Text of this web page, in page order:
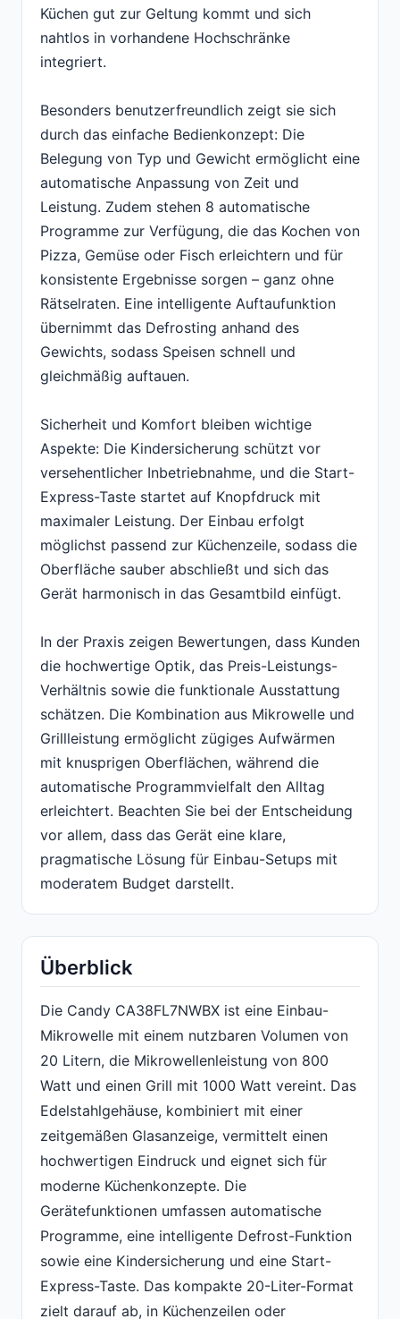
Küchen gut zur Geltung kommt und sich
nahtlos in vorhandene Hochschränke
integriert.
Besonders benutzerfreundlich zeigt sie sich
durch das einfache Bedienkonzept: Die
Belegung von Typ und Gewicht ermöglicht eine
automatische Anpassung von Zeit und
Leistung. Zudem stehen 8 automatische
Programme zur Verfügung, die das Kochen von
Pizza, Gemüse oder Fisch erleichtern und für
konsistente Ergebnisse sorgen – ganz ohne
Rätselraten. Eine intelligente Auftaufunktion
übernimmt das Defrosting anhand des
Gewichts, sodass Speisen schnell und
gleichmäßig auftauen.
Sicherheit und Komfort bleiben wichtige
Aspekte: Die Kindersicherung schützt vor
versehentlicher Inbetriebnahme, und die Start-
Express-Taste startet auf Knopfdruck mit
maximaler Leistung. Der Einbau erfolgt
möglichst passend zur Küchenzeile, sodass die
Oberfläche sauber abschließt und sich das
Gerät harmonisch in das Gesamtbild einfügt.
In der Praxis zeigen Bewertungen, dass Kunden
die hochwertige Optik, das Preis-Leistungs-
Verhältnis sowie die funktionale Ausstattung
schätzen. Die Kombination aus Mikrowelle und
Grillleistung ermöglicht zügiges Aufwärmen
mit knusprigen Oberflächen, während die
automatische Programmvielfalt den Alltag
erleichtert. Beachten Sie bei der Entscheidung
vor allem, dass das Gerät eine klare,
pragmatische Lösung für Einbau-Setups mit
moderatem Budget darstellt.
Überblick
Die Candy CA38FL7NWBX ist eine Einbau-
Mikrowelle mit einem nutzbaren Volumen von
20 Litern, die Mikrowellenleistung von 800
Watt und einen Grill mit 1000 Watt vereint. Das
Edelstahlgehäuse, kombiniert mit einer
zeitgemäßen Glasanzeige, vermittelt einen
hochwertigen Eindruck und eignet sich für
moderne Küchenkonzepte. Die
Gerätefunktionen umfassen automatische
Programme, eine intelligente Defrost-Funktion
sowie eine Kindersicherung und eine Start-
Express-Taste. Das kompakte 20-Liter-Format
zielt darauf ab, in Küchenzeilen oder